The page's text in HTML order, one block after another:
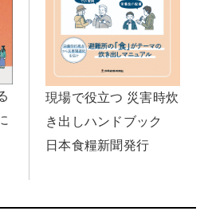
現場で役立つ 災害時炊
き出しハンドブック
日本食糧新聞発行